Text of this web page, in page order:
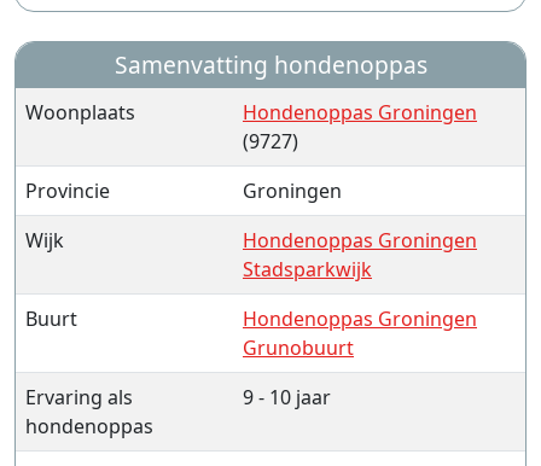
Samenvatting hondenoppas
Woonplaats
Hondenoppas Groningen
(9727)
Provincie
Groningen
Wijk
Hondenoppas Groningen
Stadsparkwijk
Buurt
Hondenoppas Groningen
Grunobuurt
Ervaring als
hondenoppas
9 - 10 jaar